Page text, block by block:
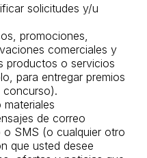
solicitudes y/u
promociones,
comerciales y
productos o servicios
para entregar premios
concurso).
de correo
SMS (o cualquier otro
que usted desee